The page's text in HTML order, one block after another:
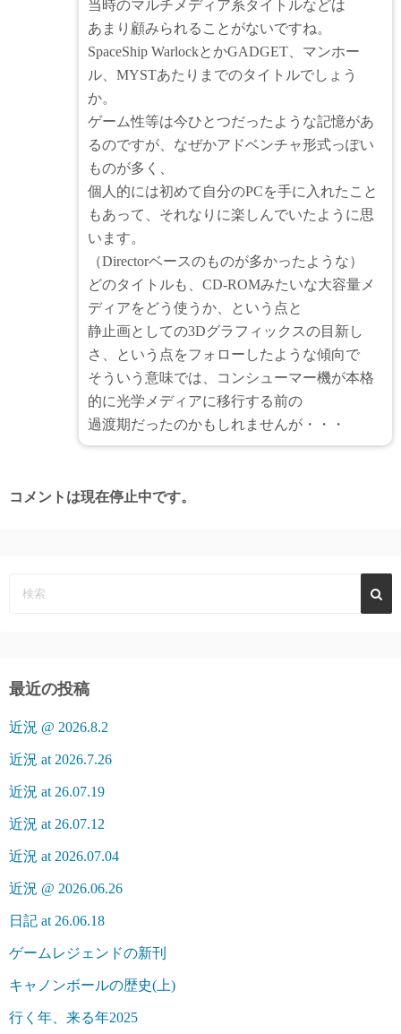
当時のマルチメディア系タイトルなどは
あまり顧みられることがないですね。
SpaceShip WarlockとかGADGET、マンホー
ル、MYSTあたりまでのタイトルでしょう
か。
ゲーム性等は今ひとつだったような記憶があ
るのですが、なぜかアドベンチャ形式っぽい
ものが多く、
個人的には初めて自分のPCを手に入れたこと
もあって、それなりに楽しんでいたように思
います。
（Directorベースのものが多かったような）
どのタイトルも、CD-ROMみたいな大容量メ
ディアをどう使うか、という点と
静止画としての3Dグラフィックスの目新し
さ、という点をフォローしたような傾向で
そういう意味では、コンシューマー機が本格
的に光学メディアに移行する前の
過渡期だったのかもしれませんが・・・
コメントは現在停止中です。
最近の投稿
近況 @ 2026.8.2
近況 at 2026.7.26
近況 at 26.07.19
近況 at 26.07.12
近況 at 2026.07.04
近況 @ 2026.06.26
日記 at 26.06.18
ゲームレジェンドの新刊
キャノンボールの歴史(上)
行く年、来る年2025